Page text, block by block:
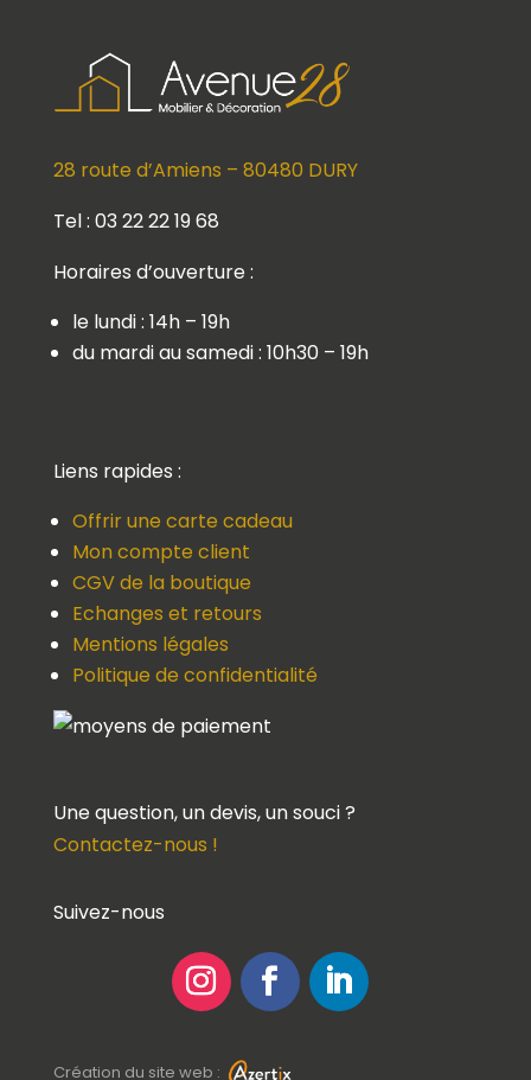
28 route d’Amiens – 80480 DURY
Tel : 03 22 22 19 68
Horaires d’ouverture :
le lundi : 14h – 19h
du mardi au samedi : 10h30 – 19h
Liens rapides :
Offrir une carte cadeau
Mon compte client
CGV de la boutique
Echanges et retours
Mentions légales
Politique de confidentialité
Une question, un devis, un souci ?
Contactez-nous !
Suivez-nous
Création du site web :